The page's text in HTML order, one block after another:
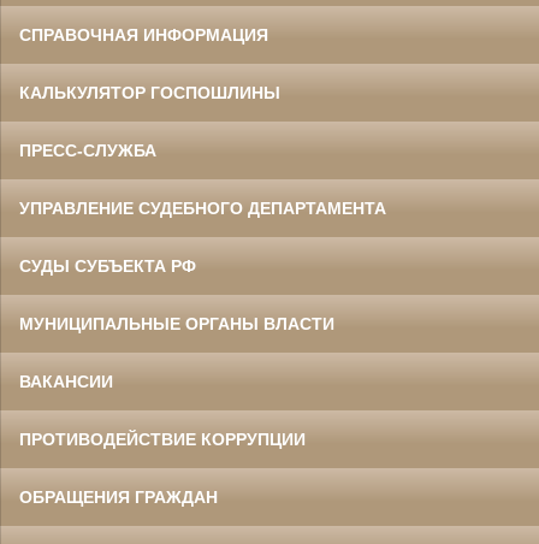
СПРАВОЧНАЯ ИНФОРМАЦИЯ
КАЛЬКУЛЯТОР ГОСПОШЛИНЫ
ПРЕСС-СЛУЖБА
УПРАВЛЕНИЕ СУДЕБНОГО ДЕПАРТАМЕНТА
СУДЫ СУБЪЕКТА РФ
МУНИЦИПАЛЬНЫЕ ОРГАНЫ ВЛАСТИ
ВАКАНСИИ
ПРОТИВОДЕЙСТВИЕ КОРРУПЦИИ
ОБРАЩЕНИЯ ГРАЖДАН